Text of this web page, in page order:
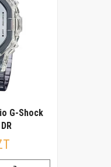
G-Shock